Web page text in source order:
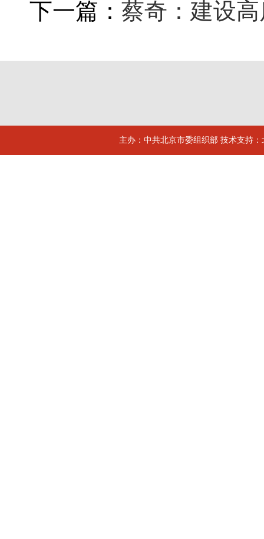
下一篇： 蔡奇：建设
主办：中共北京市委组织部 技术支持